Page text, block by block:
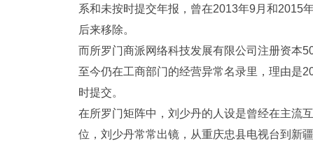
系和未按时提交年报，曾在2013年9月和2015
后来移除。
而所罗门商派网络科技发展有限公司注册资本
至今仍在工商部门的经营异常名录里，理由是
时提交。
在所罗门矩阵中，刘少丹的人设是曾经在主流
位，刘少丹常常出镜，从重庆忠县电视台到新